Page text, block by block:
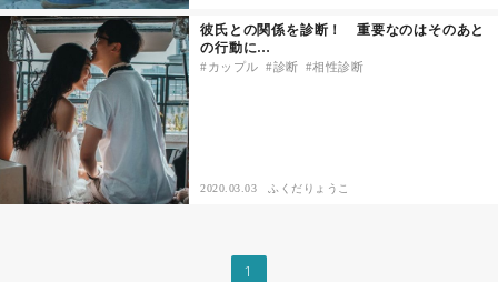
その他
ドキドキ
仕事とキャリア
特集
彼氏との関係を診断！ 重要なのはそのあと
の行動に…
カップル 診断 相性診断
2020.03.03 ふくだりょうこ
1